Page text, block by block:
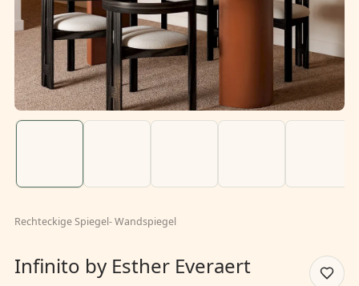
Rechteckige Spiegel-Wandspiegel
Infinito by Esther Everaert